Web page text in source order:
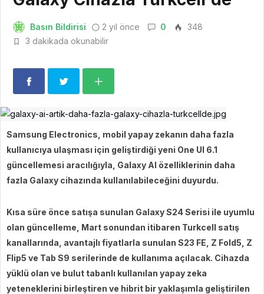
Basın Bildirisi 2 yıl önce 0
348
3 dakikada okunabilir
Samsung Electronics, mobil yapay zekanın daha fazla
kullanıcıya ulaşması için geliştirdiği yeni One UI 6.1
güncellemesi aracılığıyla, Galaxy AI özelliklerinin daha
fazla Galaxy cihazında kullanılabileceğini duyurdu.
Kısa süre önce satışa sunulan Galaxy S24 Serisi ile uyumlu
olan güncelleme, Mart sonundan itibaren Turkcell satış
kanallarında, avantajlı fiyatlarla sunulan S23 FE, Z Fold5, Z
Flip5 ve Tab S9 serilerinde de kullanıma açılacak. Cihazda
yüklü olan ve bulut tabanlı kullanılan yapay zeka
yeteneklerini birleştiren ve hibrit bir yaklaşımla geliştirilen